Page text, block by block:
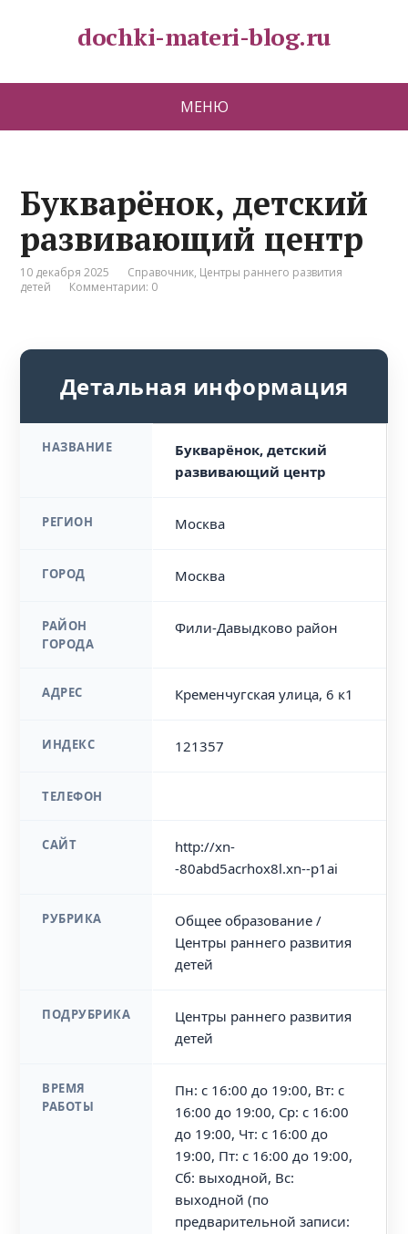
dochki-materi-blog.ru
МЕНЮ
Букварёнок, детский
развивающий центр
10 декабря 2025 Справочник, Центры раннего развития
детей
Комментарии: 0
Детальная информация
НАЗВАНИЕ
Букварёнок, детский
развивающий центр
РЕГИОН Москва
ГОРОД Москва
РАЙОН
ГОРОДА
Фили-Давыдково район
АДРЕС Кременчугская улица, 6 к1
ИНДЕКС 121357
ТЕЛЕФОН
САЙТ
http://xn-
-80abd5acrhox8l.xn--p1ai
РУБРИКА
Общее образование /
Центры раннего развития
детей
ПОДРУБРИКА
Центры раннего развития
детей
ВРЕМЯ
РАБОТЫ
Пн: с 16:00 до 19:00, Вт: с
16:00 до 19:00, Ср: с 16:00
до 19:00, Чт: с 16:00 до
19:00, Пт: с 16:00 до 19:00,
Сб: выходной, Вс:
выходной (по
предварительной записи: